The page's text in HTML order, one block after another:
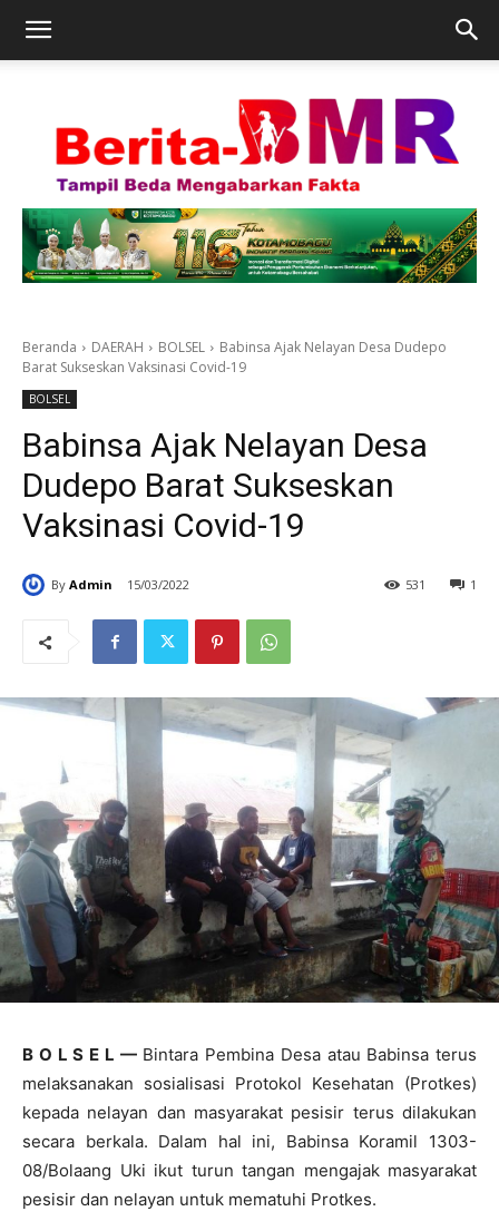
Beranda DAERAH BOLSEL
Babinsa Ajak Nelayan Desa Dudepo
Barat Sukseskan Vaksinasi Covid-19
BOLSEL
Babinsa Ajak Nelayan Desa
Dudepo Barat Sukseskan
Vaksinasi Covid-19
By Admin 15/03/2022 1
531
B O L S E L —Bintara Pembina Desa atau Babinsa terus
melaksanakan sosialisasi Protokol Kesehatan (Protkes)
kepada nelayan dan masyarakat pesisir terus dilakukan
secara berkala. Dalam hal ini, Babinsa Koramil 1303-
08/Bolaang Uki ikut turun tangan mengajak masyarakat
pesisir dan nelayan untuk mematuhi Protkes.